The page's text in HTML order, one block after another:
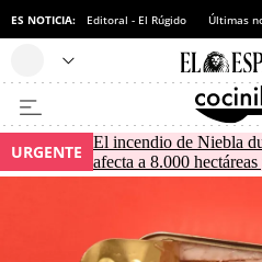
ES NOTICIA: Editoral - El Rúgido Últimas
URGENTE
El incendio de Niebla
afecta a 8.000